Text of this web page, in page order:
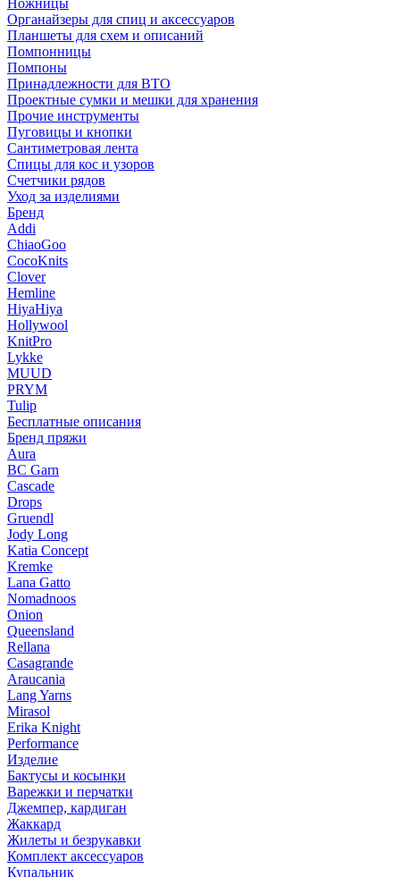
Ножницы
Органайзеры для спиц и аксессуаров
Планшеты для схем и описаний
Помпонницы
Помпоны
Принадлежности для ВТО
Проектные сумки и мешки для хранения
Прочие инструменты
Пуговицы и кнопки
Сантиметровая лента
Спицы для кос и узоров
Счетчики рядов
Уход за изделиями
Бренд
Addi
ChiaoGoo
CocoKnits
Clover
Hemline
HiyaHiya
Hollywool
KnitPro
Lykke
MUUD
PRYM
Tulip
Бесплатные описания
Бренд пряжи
Aura
BC Garn
Cascade
Drops
Gruendl
Jody Long
Katia Concept
Kremke
Lana Gatto
Nomadnoos
Onion
Queensland
Rellana
Casagrande
Araucania
Lang Yarns
Mirasol
Erika Knight
Performance
Изделие
Бактусы и косынки
Варежки и перчатки
Джемпер, кардиган
Жаккард
Жилеты и безрукавки
Комплект аксессуаров
Купальник